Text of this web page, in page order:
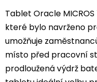
Tablet Oracle MICROS
které bylo navrženo
umožňuje
místo před pracovní
prodloužená výdrž